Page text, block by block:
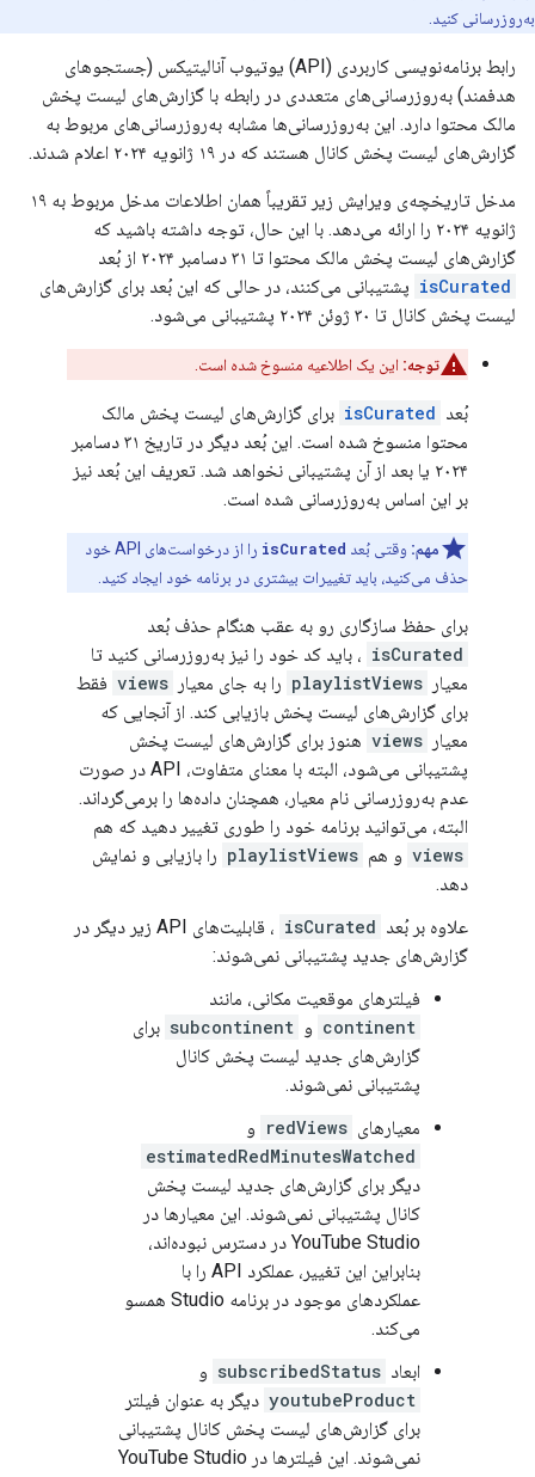
به‌روزرسانی کنید.
رابط برنامه‌نویسی کاربردی (API) یوتیوب آنالیتیکس (جستجوهای
هدفمند) به‌روزرسانی‌های متعددی در رابطه با گزارش‌های لیست پخش
مالک محتوا دارد. این به‌روزرسانی‌ها مشابه به‌روزرسانی‌های مربوط به
گزارش‌های لیست پخش کانال هستند که در ۱۹ ژانویه ۲۰۲۴ اعلام شدند.
مدخل تاریخچه‌ی ویرایش زیر تقریباً همان اطلاعات مدخل مربوط به ۱۹
ژانویه ۲۰۲۴ را ارائه می‌دهد. با این حال، توجه داشته باشید که
گزارش‌های لیست پخش مالک محتوا تا ۳۱ دسامبر ۲۰۲۴ از بُعد
isCurated پشتیبانی می‌کنند، در حالی که این بُعد برای گزارش‌های
لیست پخش کانال تا ۳۰ ژوئن ۲۰۲۴ پشتیبانی می‌شود.
توجه: این یک اطلاعیه منسوخ شده است.
بُعد isCurated برای گزارش‌های لیست پخش مالک
محتوا منسوخ شده است. این بُعد دیگر در تاریخ ۳۱ دسامبر
۲۰۲۴ یا بعد از آن پشتیبانی نخواهد شد. تعریف این بُعد نیز
بر این اساس به‌روزرسانی شده است.
مهم: وقتی بُعد isCurated
را از درخواست‌های API خود
حذف می‌کنید، باید تغییرات بیشتری در برنامه خود ایجاد کنید.
برای حفظ سازگاری رو به عقب هنگام حذف بُعد
isCurated ، باید کد خود را نیز به‌روزرسانی کنید تا
معیار playlistViews را به جای معیار views فقط
برای گزارش‌های لیست پخش بازیابی کند. از آنجایی که
معیار views هنوز برای گزارش‌های لیست پخش
پشتیبانی می‌شود، البته با معنای متفاوت، API در صورت
عدم به‌روزرسانی نام معیار، همچنان داده‌ها را برمی‌گرداند.
البته، می‌توانید برنامه خود را طوری تغییر دهید که هم
views و هم playlistViews را بازیابی و نمایش
دهد.
علاوه بر بُعد isCurated
، قابلیت‌های API زیر دیگر در
گزارش‌های جدید پشتیبانی نمی‌شوند:
فیلترهای موقعیت مکانی، مانند
continent و subcontinent برای
گزارش‌های جدید لیست پخش کانال
پشتیبانی نمی‌شوند.
معیارهای redViews و
estimatedRedMinutesWatched
دیگر برای گزارش‌های جدید لیست پخش
کانال پشتیبانی نمی‌شوند. این معیارها در
YouTube Studio در دسترس نبوده‌اند،
بنابراین این تغییر، عملکرد API را با
عملکردهای موجود در برنامه Studio همسو
می‌کند.
ابعاد subscribedStatus و
youtubeProduct دیگر به عنوان فیلتر
برای گزارش‌های لیست پخش کانال پشتیبانی
نمی‌شوند. این فیلترها در YouTube Studio